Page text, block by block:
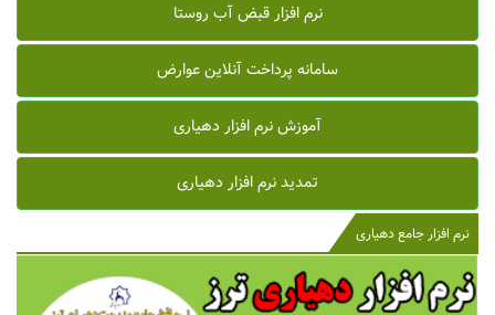
نرم افزار قبض آب روستا
سامانه پرداخت آنلاین عوارض
آموزش نرم افزار دهیاری
تمدید نرم افزار دهیاری
نرم افزار جامع دهیاری